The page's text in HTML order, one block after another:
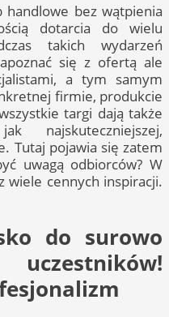
handlowe bez wątpienia
dotarcia do wielu
takich wydarzeń
się z ofertą ale
a tym samym
firmie, produkcie
targi dają także
najskuteczniejszej,
Tutaj pojawia się zatem
uwagą odbiorców? W
wiele cennych inspiracji.
do surowo